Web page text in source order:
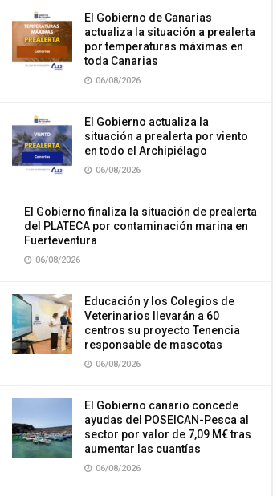
El Gobierno de Canarias
actualiza la situación a prealerta
por temperaturas máximas en
toda Canarias
06/08/2026
El Gobierno actualiza la
situación a prealerta por viento
en todo el Archipiélago
06/08/2026
El Gobierno finaliza la situación de prealerta
del PLATECA por contaminación marina en
Fuerteventura
06/08/2026
Educación y los Colegios de
Veterinarios llevarán a 60
centros su proyecto Tenencia
responsable de mascotas
06/08/2026
El Gobierno canario concede
ayudas del POSEICAN-Pesca al
sector por valor de 7,09 M€ tras
aumentar las cuantías
06/08/2026